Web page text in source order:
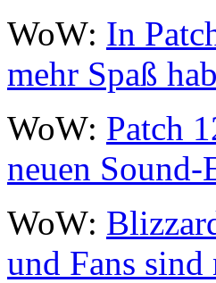
WoW: In
mehr Spaß
WoW: Patch
neuen
WoW:
und Fans